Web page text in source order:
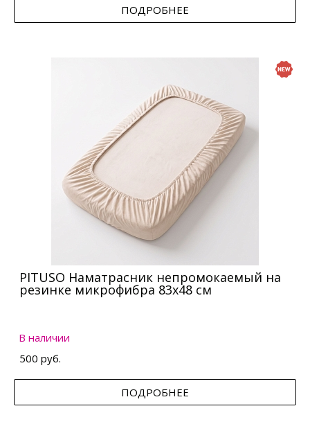
ПОДРОБНЕЕ
PITUSO Наматрасник непромокаемый на
резинке микрофибра 83х48 см
В наличии
500 руб.
ПОДРОБНЕЕ